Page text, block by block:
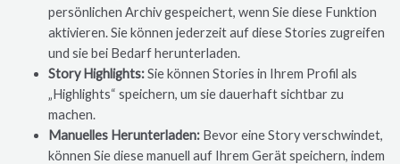
persönlichen Archiv gespeichert, wenn Sie diese Funktion
aktivieren. Sie können jederzeit auf diese Stories zugreifen
und sie bei Bedarf herunterladen.
Story Highlights:Sie können Stories in Ihrem Profil als
„Highlights“ speichern, um sie dauerhaft sichtbar zu
machen.
Manuelles Herunterladen:Bevor eine Story verschwindet,
können Sie diese manuell auf Ihrem Gerät speichern, indem